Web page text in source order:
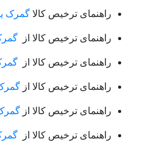
راهنمای ترخیص کالا گمرک
راهنمای ترخیص کالا از
راهنمای ترخیص کالا از
راهنمای ترخیص کالا از گمرک
راهنمای ترخیص کالا از
راهنمای ترخیص کالا از